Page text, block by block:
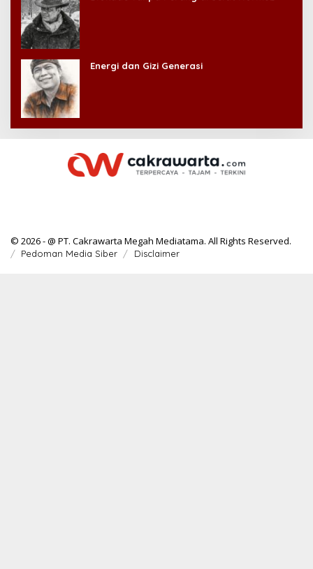
Energi dan Gizi Generasi
© 2026 - @ PT. Cakrawarta Megah Mediatama. All Rights Reserved.
Pedoman Media Siber Disclaimer